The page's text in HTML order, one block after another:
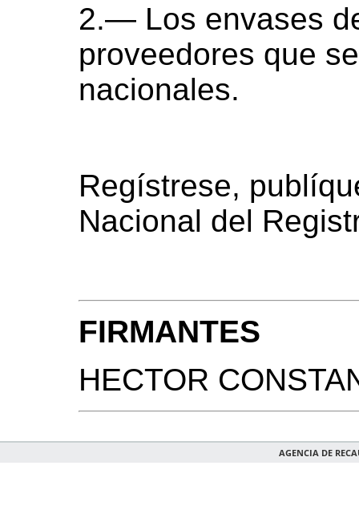
2.— Los envases
proveedores que
nacionales.
Regístrese,
Nacional del
FIRMANTES
HECTOR
AGENCIA DE